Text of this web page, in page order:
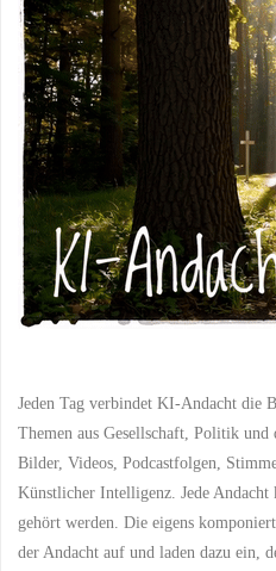
Gottes
Großzügigkeit
entdecken"
Jeden Tag verbindet KI-Andacht die
Themen aus Gesellschaft, Politik und
Bilder, Videos, Podcastfolgen,
Künstlicher Intelligenz. Jede Andacht
gehört werden. Die eigens
der Andacht auf und laden dazu ein,